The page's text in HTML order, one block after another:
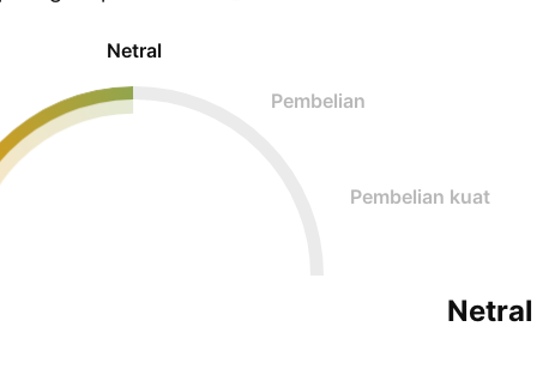
Netral
Pembelian
Pembelian kuat
Netral